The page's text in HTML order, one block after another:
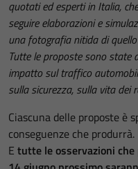
quotati ed esperti in Italia,
seguire elaborazioni e
una fotografia nitida di
Tutte le proposte sono
impatto sul traffico
sulla sicurezza, sulla vita
Ciascuna delle proposte è
conseguenze che produrrà.
E tutte le osservazioni